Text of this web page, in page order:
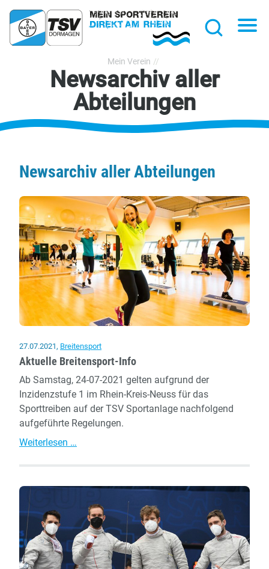
TSV
Bayer
Dormagen
1920
e.V.
Mein Verein
Newsarchiv aller
Abteilungen
Newsarchiv aller Abteilungen
27.07.2021 , Breitensport
Aktuelle Breitensport-Info
Ab Samstag, 24-07-2021 gelten aufgrund der
Inzidenzstufe 1 im Rhein-Kreis-Neuss für das
Sporttreiben auf der TSV Sportanlage nachfolgend
aufgeführte Regelungen.
Weiterlesen …